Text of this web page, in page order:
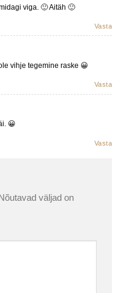
viga. 🙂 Aitäh 🙂
Vasta
vihje tegemine raske 😀
Vasta
😀
Vasta
väljad on